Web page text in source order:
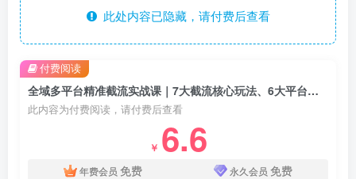
此处内容已隐藏，请付费后查看
全域多平台精准截流实战课｜7大截流核心玩法、6大平台矩阵布局、私域导流、AI话术批量生成、精准打粉闭环教程
此内容为付费阅读，请付费后查看
￥ 6.6
年费会员 免费 永久会员 免费
付费阅读